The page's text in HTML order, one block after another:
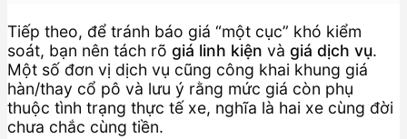
Tiếp theo, để tránh báo giá “một cục” khó kiểm
soát, bạn nên tách rõ giá linh kiện và giá dịch vụ.
Một số đơn vị dịch vụ cũng công khai khung giá
hàn/thay cổ pô và lưu ý rằng mức giá còn phụ
thuộc tình trạng thực tế xe, nghĩa là hai xe cùng đời
chưa chắc cùng tiền.